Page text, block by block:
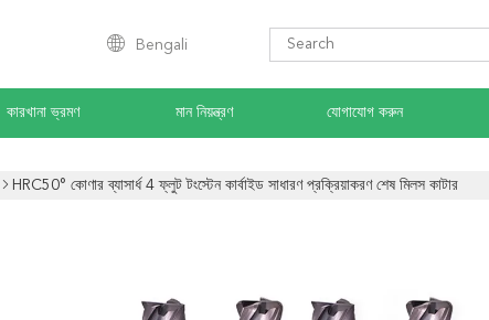
Bengali
কারখানা ভ্রমণ মান নিয়ন্ত্রণ যোগাযোগ করুন
HRC50° কোণার ব্যাসার্ধ 4 ফ্লুট টংস্টেন কার্বাইড সাধারণ প্রক্রিয়াকরণ শেষ মিলস কাটার